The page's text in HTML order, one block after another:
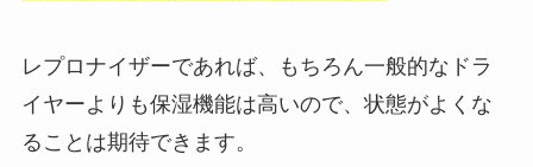
レプロナイザーであれば、もちろん一般的なドラ
イヤーよりも保湿機能は高いので、状態がよくな
ることは期待できます。